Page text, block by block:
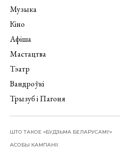
Музыка
Кіно
Афіша
Мастацтва
Тэатр
Вандроўкі
Трызуб і Пагоня
ШТО ТАКОЕ «БУДЗЬМА БЕЛАРУСАМІ!»
АСОБЫ КАМПАНІІ